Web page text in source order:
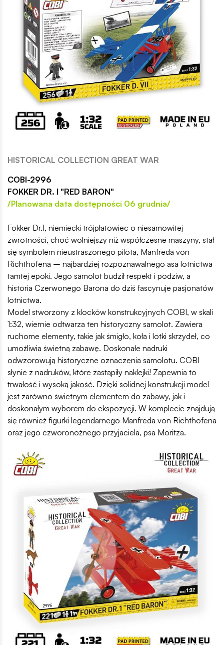
HISTORICAL COLLECTION GREAT WAR
COBI-2996
FOKKER DR. I "RED BARON"
/Planowana data dostępności 06 grudnia/
Fokker Dr.1, niemiecki trójpłatowiec o niesamowitej
zwrotności, choć wolniejszy niż współczesne maszyny, stał
się symbolem nieustraszonego pilota, Manfreda von
Richthofena – najbardziej rozpoznawalnego asa lotnictwa
tamtej epoki. Jego samolot budził respekt i podziw, a
historia Czerwonego Barona do dziś fascynuje pasjonatów
lotnictwa.
Model stworzony z klocków konstrukcyjnych COBI, w skali
1:32, wiernie odtwarza ten historyczny samolot. Zawiera
ruchome elementy, takie jak śmigło, koła i lotki skrzydeł, co
umożliwia świetną zabawę. Doskonałe nadruki
odwzorowują historyczne oznaczenia samolotu. COBI
słynie z nadruków, które zastąpiły naklejki! Zapewnia to
trwałość i wysoką jakość. Dzięki solidnej konstrukcji model
jest zarówno świetnym elementem do zabawy, jak i
doskonałym wyborem do ekspozycji. W komplecie znajdują
się również figurki legendarnego Manfreda von Richthofena
oraz jego czworonożnego przyjaciela, psa Moritza.